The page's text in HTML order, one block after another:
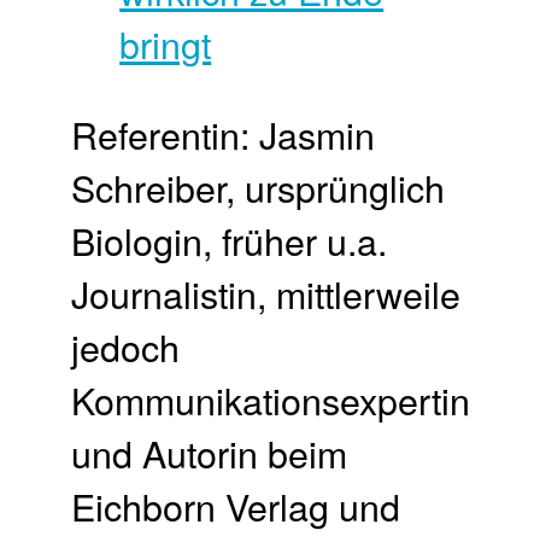
Referentin: Jasmin
Schreiber, ursprünglich
Biologin, früher u.a.
Journalistin, mittlerweile
jedoch
Kommunikationsexpertin
und Autorin beim
Eichborn Verlag und